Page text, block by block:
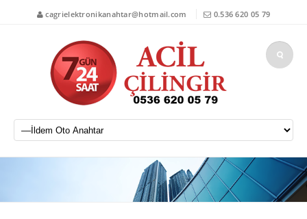
cagrielektronikanahtar@hotmail.com 0.536 620 05 79